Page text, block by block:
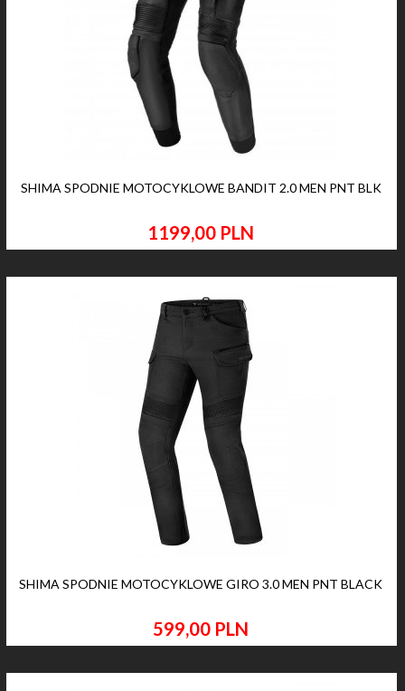
SHIMA SPODNIE MOTOCYKLOWE BANDIT 2.0 MEN PNT BLK
1199,00 PLN
SHIMA SPODNIE MOTOCYKLOWE GIRO 3.0 MEN PNT BLACK
599,00 PLN